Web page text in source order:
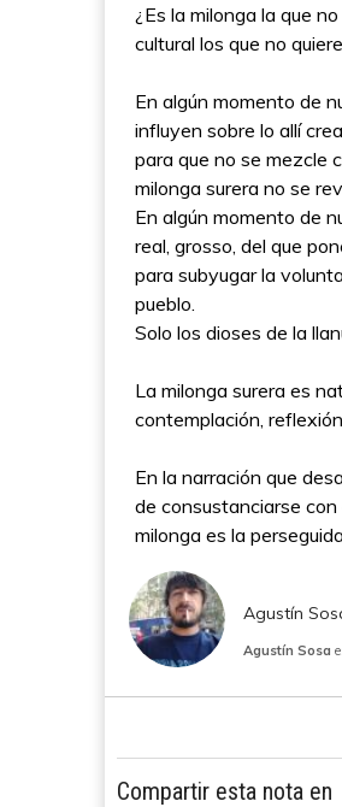
¿Es la milonga la que
cultural los que no
En algún momento de
influyen sobre lo allí
para que no se mezcle
milonga surera no se
En algún momento de
real, grosso, del que
para subyugar la
pueblo.
Solo los dioses de la
La milonga surera es
contemplación,
En la narración que
de consustanciarse
milonga es la
Agustín
Agustín Sosa
Compartir esta nota en